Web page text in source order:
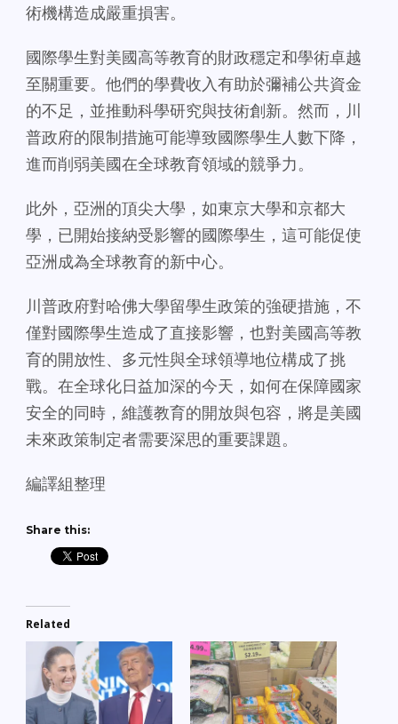
術機構造成嚴重損害。
國際學生對美國高等教育的財政穩定和學術卓越
至關重要。他們的學費收入有助於彌補公共資金
的不足，並推動科學研究與技術創新。然而，川
普政府的限制措施可能導致國際學生人數下降，
進而削弱美國在全球教育領域的競爭力。
此外，亞洲的頂尖大學，如東京大學和京都大
學，已開始接納受影響的國際學生，這可能促使
亞洲成為全球教育的新中心。
川普政府對哈佛大學留學生政策的強硬措施，不
僅對國際學生造成了直接影響，也對美國高等教
育的開放性、多元性與全球領導地位構成了挑
戰。在全球化日益加深的今天，如何在保障國家
安全的同時，維護教育的開放與包容，將是美國
未來政策制定者需要深思的重要課題。
編譯組整理
Share this:
Related